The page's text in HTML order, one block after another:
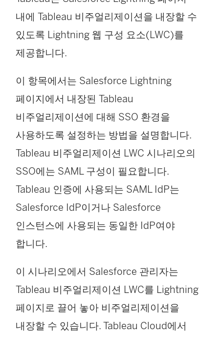
내에 Tableau 비주얼리제이션을 내장할 수
있도록 Lightning 웹 구성 요소(LWC)를
제공합니다.
이 항목에서는 Salesforce Lightning
페이지에서 내장된 Tableau
비주얼리제이션에 대해 SSO 환경을
사용하도록 설정하는 방법을 설명합니다.
Tableau 비주얼리제이션 LWC 시나리오의
SSO에는 SAML 구성이 필요합니다.
Tableau 인증에 사용되는 SAML IdP는
Salesforce IdP이거나 Salesforce
인스턴스에 사용되는 동일한 IdP여야
합니다.
이 시나리오에서 Salesforce 관리자는
Tableau 비주얼리제이션 LWC를 Lightning
페이지로 끌어 놓아 비주얼리제이션을
내장할 수 있습니다. Tableau Cloud에서